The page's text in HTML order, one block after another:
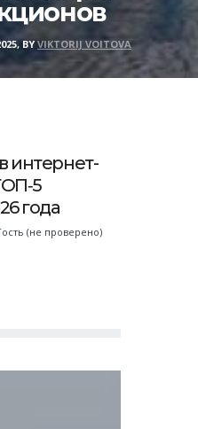
BYVIKTORIJ VOITOVA
интернет-
года
(не проверено)